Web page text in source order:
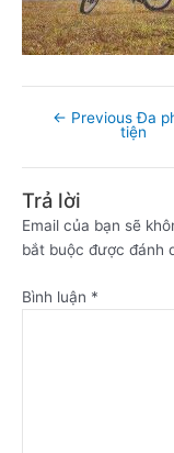
← Previous Đa
tiện
Trả lời
Email của bạn sẽ
bắt buộc được đánh
Bình luận *